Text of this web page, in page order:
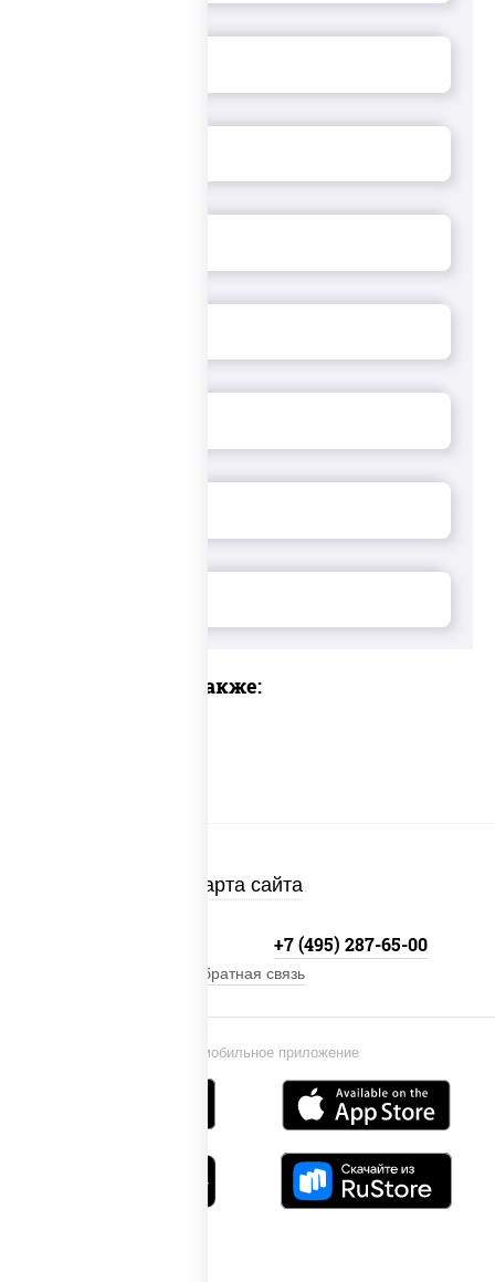
Предлагаем также:
Карта сайта
Установи мобильное приложение
+7 (495) 287-65-00
Обратная связь